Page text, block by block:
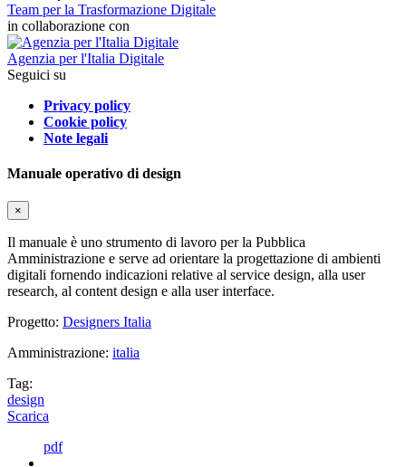
Team per la Trasformazione Digitale
in collaborazione con
Agenzia per l'Italia Digitale
Seguici su
Privacy policy
Cookie policy
Note legali
Manuale operativo di design
×
Il manuale è uno strumento di lavoro per la Pubblica
Amministrazione e serve ad orientare la progettazione di ambienti
digitali fornendo indicazioni relative al service design, alla user
research, al content design e alla user interface.
Progetto: Designers Italia
Amministrazione: italia
Tag:
design
Scarica
pdf